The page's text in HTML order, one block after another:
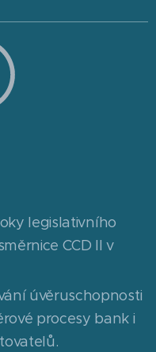
legislativního
CCD II v
úvěruschopnosti
procesy bank i